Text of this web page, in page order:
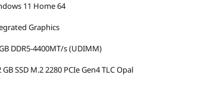
11 Home 64
Graphics
DDR5-4400MT/s (UDIMM)
GB SSD M.2 2280 PCIe Gen4 TLC Opal